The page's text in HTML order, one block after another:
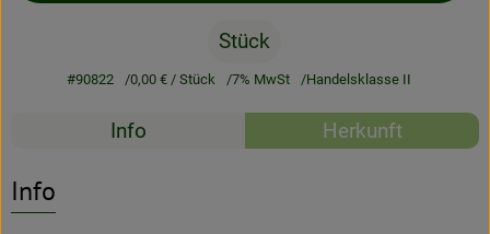
Rezeptarchiv
Stück
#90822 0,00 € / Stück 7% MwSt Handelsklasse II
Rezepte
Info Herkunft
Info